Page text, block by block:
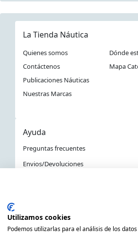
La Tienda Náutica
Quienes somos
Dónde
Contáctenos
Mapa
Publicaciones Náuticas
Nuestras Marcas
Ayuda
Preguntas frecuentes
Envios/Devoluciones
La Tienda Náutica en Barcelona
Utilizamos cookies
Podemos utilizarlas para el análisis de los